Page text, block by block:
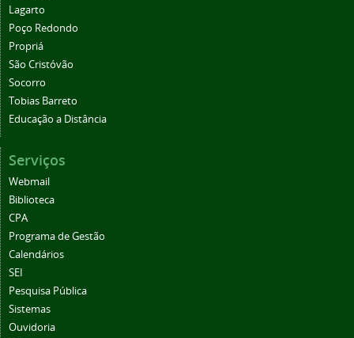
Lagarto
Poço Redondo
Propriá
São Cristóvão
Socorro
Tobias Barreto
Educação a Distância
Serviços
Webmail
Biblioteca
CPA
Programa de Gestão
Calendários
SEI
Pesquisa Pública
Sistemas
Ouvidoria